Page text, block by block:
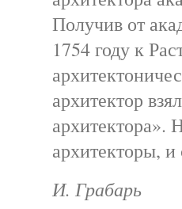
Получив от
1754 году к
архитектор
архитектора».
архитекторы, и
И. Грабарь